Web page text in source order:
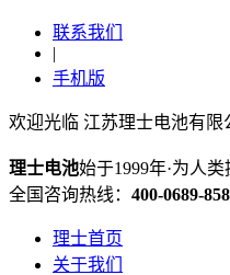
联系我们
|
手机版
欢迎光临 江苏理士电池有限
理士电池始于1999年·为人
全国咨询热线： 400-0689-858
理士首页
关于我们